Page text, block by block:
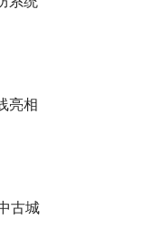
亮相
古城